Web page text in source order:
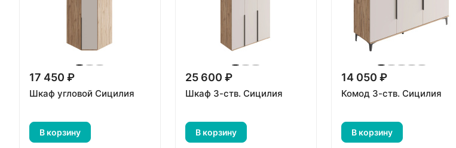
17 450 ₽
Шкаф угловой Сицилия
В корзину
25 600 ₽
Шкаф 3-ств. Сицилия
В корзину
14 050 ₽
Комод 3-ств. Сицилия
В корзину